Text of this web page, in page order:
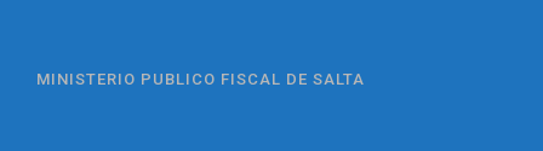
MINISTERIO PUBLICO FISCAL DE SALTA